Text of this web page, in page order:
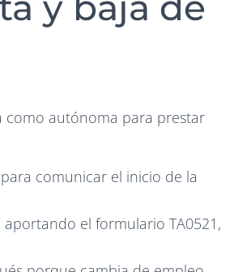
como autónoma para prestar
comunicar el inicio de la
aportando el formulario TA0521,